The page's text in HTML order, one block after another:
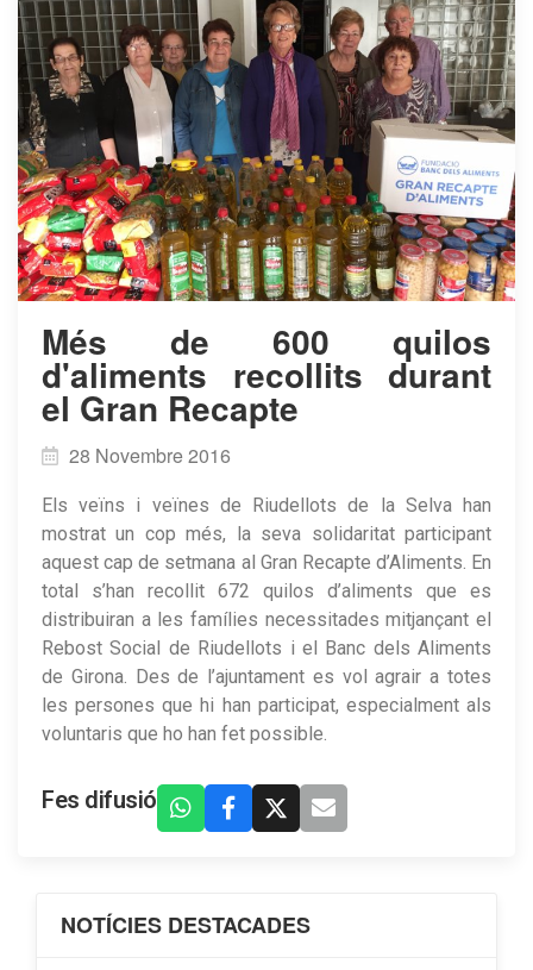
Més de 600 quilos
d'aliments recollits durant
el Gran Recapte
28 Novembre 2016
Els veïns i veïnes de Riudellots de la Selva han
mostrat un cop més, la seva solidaritat participant
aquest cap de setmana al Gran Recapte d’Aliments. En
total s’han recollit 672 quilos d’aliments que es
distribuiran a les famílies necessitades mitjançant el
Rebost Social de Riudellots i el Banc dels Aliments
de Girona. Des de l’ajuntament es vol agrair a totes
les persones que hi han participat, especialment als
voluntaris que ho han fet possible.
Fes difusió
NOTÍCIES DESTACADES